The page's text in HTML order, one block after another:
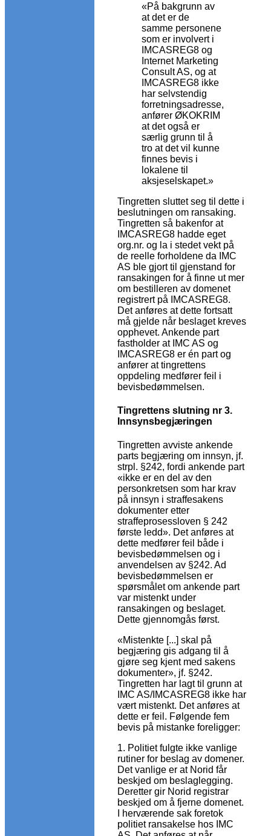
«På bakgrunn av
at det er de
samme personene
som er involvert i
IMCASREG8 og
Internet Marketing
Consult AS, og at
IMCASREG8 ikke
har selvstendig
forretningsadresse,
anfører ØKOKRIM
at det også er
særlig grunn til å
tro at det vil kunne
finnes bevis i
lokalene til
aksjeselskapet.»
Tingretten sluttet seg til dette i
beslutningen om ransaking.
Tingretten så bakenfor at
IMCASREG8 hadde eget
org.nr. og la i stedet vekt på
de reelle forholdene da IMC
AS ble gjort til gjenstand for
ransakingen for å finne ut mer
om bestilleren av domenet
registrert på IMCASREG8.
Det anføres at dette fortsatt
må gjelde når beslaget kreves
opphevet. Ankende part
fastholder at IMC AS og
IMCASREG8 er én part og
anfører at tingrettens
oppdeling medfører feil i
bevisbedømmelsen.
Tingrettens slutning nr 3.
Innsynsbegjæringen
Tingretten avviste ankende
parts begjæring om innsyn, jf.
strpl. §242, fordi ankende part
«ikke er en del av den
personkretsen som har krav
på innsyn i straffesakens
dokumenter etter
straffeprosessloven § 242
første ledd». Det anføres at
dette medfører feil både i
bevisbedømmelsen og i
anvendelsen av §242. Ad
bevisbedømmelsen er
spørsmålet om ankende part
var mistenkt under
ransakingen og beslaget.
Dette gjennomgås først.
«Mistenkte [...] skal på
begjæring gis adgang til å
gjøre seg kjent med sakens
dokumenter», jf. §242.
Tingretten har lagt til grunn at
IMC AS/IMCASREG8 ikke har
vært mistenkt. Det anføres at
dette er feil. Følgende fem
bevis på mistanke foreligger:
1. Politiet fulgte ikke vanlige
rutiner for beslag av domener.
Det vanlige er at Norid får
beskjed om beslaglegging.
Deretter gir Norid registrar
beskjed om å fjerne domenet.
I herværende sak foretok
politiet ransakelse hos IMC